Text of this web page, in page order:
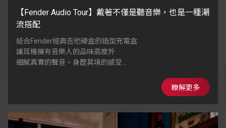
【Fender Audio Tour】戴著不僅是聽音樂，也是一種潮
流搭配
結合Fender經典吉他硬盒的造型充電盒
讓耳機擁有音樂人的品味高度外
細膩真實的聲音，身歷其境的感受
瞭解更多